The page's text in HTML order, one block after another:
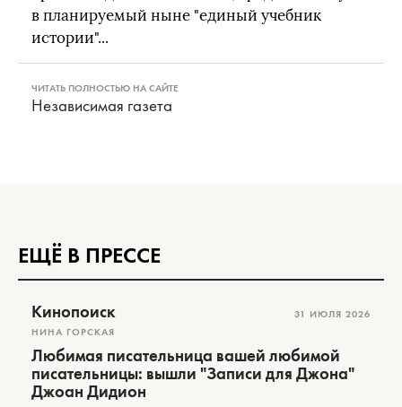
в планируемый ныне "единый учебник
истории"...
ЧИТАТЬ ПОЛНОСТЬЮ НА САЙТЕ
Независимая газета
ЕЩЁ В ПРЕССЕ
Кинопоиск
НИНА ГОРСКАЯ
31 ИЮЛЯ 2026
Любимая писательница вашей любимой
писательницы: вышли "Записи для Джона"
Джоан Дидион